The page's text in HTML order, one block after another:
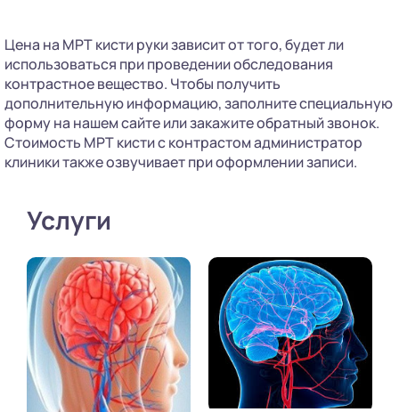
Цена на МРТ кисти руки зависит от того, будет ли
использоваться при проведении обследования
контрастное вещество. Чтобы получить
дополнительную информацию, заполните специальную
форму на нашем сайте или закажите обратный звонок.
Стоимость МРТ кисти с контрастом администратор
клиники также озвучивает при оформлении записи.
Услуги